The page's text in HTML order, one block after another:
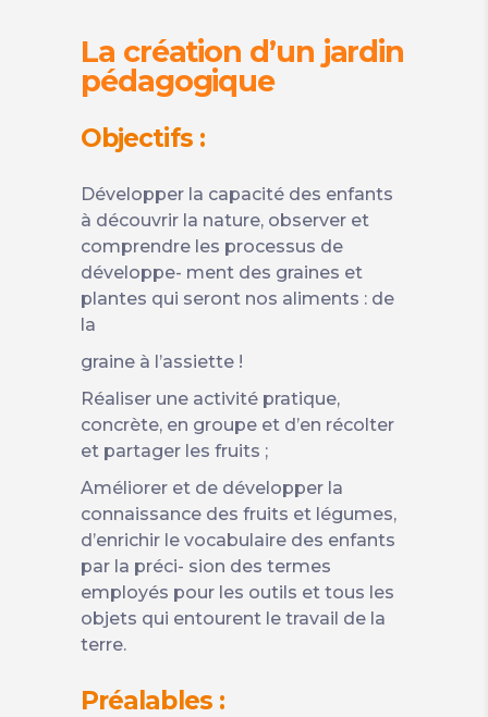
La création d’un jardin
pédagogique
Objectifs :
Développer la capacité des enfants
à découvrir la nature, observer et
comprendre les processus de
développe- ment des graines et
plantes qui seront nos aliments : de
la
graine à l’assiette !
Réaliser une activité pratique,
concrète, en groupe et d’en récolter
et partager les fruits ;
Améliorer et de développer la
connaissance des fruits et légumes,
d’enrichir le vocabulaire des enfants
par la préci- sion des termes
employés pour les outils et tous les
objets qui entourent le travail de la
terre.
Préalables :